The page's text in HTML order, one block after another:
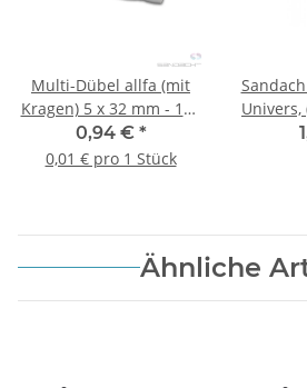
Multi-Dübel allfa (mit
Kragen) 5 x 32 mm - 100
Stk.
0,94 € *
0,01 € pro 1 Stück
Univers,
x 57
Ähnliche